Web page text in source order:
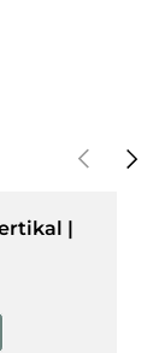
Vorherige
|